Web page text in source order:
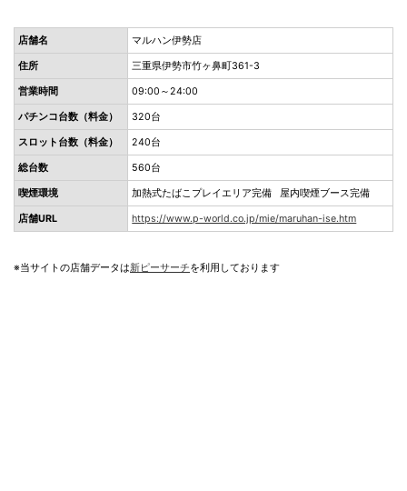
店舗名 マルハン伊勢店
住所 三重県伊勢市竹ヶ鼻町361-3
営業時間 09:00～24:00
パチンコ台数（料金） 320台
スロット台数（料金） 240台
総台数 560台
喫煙環境 加熱式たばこプレイエリア完備 屋内喫煙ブース完備
店舗URL https://www.p-world.co.jp/mie/maruhan-ise.htm
※当サイトの店舗データは新ピーサーチを利用しております